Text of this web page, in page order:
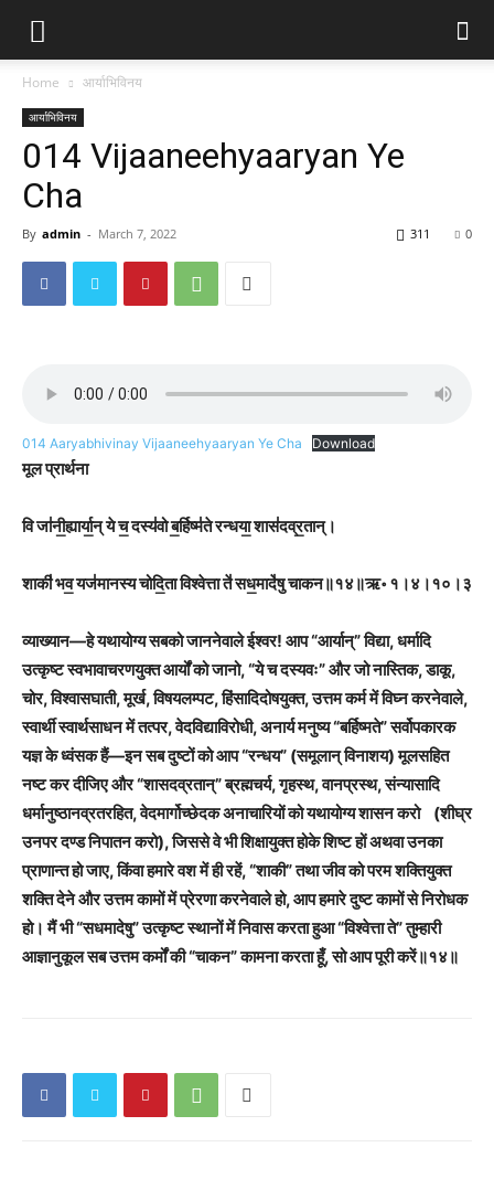
Home आर्याभिविनय
आर्याभिविनय
014 Vijaaneehyaaryan Ye
Cha
By admin - March 7, 2022 0
311
014 Aaryabhivinay Vijaaneehyaaryan Ye Cha Download
मूल प्रार्थना
वि जा॑नी॒ह्यार्या॒न् ये च॒ दस्य॑वो ब॒र्हिष्म॑ते रन्धया॒ शास॑दव्र॒तान्।
शाकी॑ भव॒ यज॑मानस्य चोदि॒ता विश्वेत्ता ते॑ सध॒मादे॑षु चाकन॥१४॥ऋ॰ १।४।१०।३
व्याख्यान—हे यथायोग्य सबको जाननेवाले ईश्वर! आप “आर्यान्”विद्या, धर्मादि
उत्कृष्ट स्वभावाचरणयुक्त आर्यों को जानो, “ये च दस्यवः”और जो नास्तिक, डाकू,
चोर, विश्वासघाती, मूर्ख, विषयलम्पट, हिंसादिदोषयुक्त, उत्तम कर्म में विघ्न करनेवाले,
स्वार्थी स्वार्थसाधन में तत्पर, वेदविद्याविरोधी, अनार्य मनुष्य “बर्हिष्मते”सर्वोपकारक
यज्ञ के ध्वंसक हैं—इन सब दुष्टों को आप “रन्धय” (समूलान् विनाशय) मूलसहित
नष्ट कर दीजिए और “शासदव्रतान्”ब्रह्मचर्य, गृहस्थ, वानप्रस्थ, संन्यासादि
धर्मानुष्ठानव्रतरहित, वेदमार्गोच्छेदक अनाचारियों को यथायोग्य शासन करो (शीघ्र
उनपर दण्ड निपातन करो), जिससे वे भी शिक्षायुक्त होके शिष्ट हों अथवा उनका
प्राणान्त हो जाए, किंवा हमारे वश में ही रहें, “शाकी”तथा जीव को परम शक्तियुक्त
शक्ति देने और उत्तम कामों में प्रेरणा करनेवाले हो, आप हमारे दुष्ट कामों से निरोधक
हो। मैं भी “सधमादेषु”उत्कृष्ट स्थानों में निवास करता हुआ “विश्वेत्ता ते”तुम्हारी
आज्ञानुकूल सब उत्तम कर्मों की “चाकन”कामना करता हूँ, सो आप पूरी करें॥१४॥